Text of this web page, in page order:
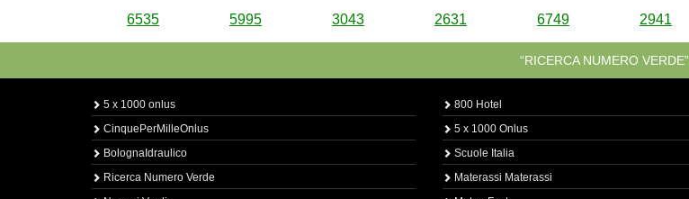
6535 5995 3043 2631 6749 2941
“RICERCA NUMERO VERDE”
5 x 1000 onlus
CinquePerMilleOnlus
BolognaIdraulico
Ricerca Numero Verde
800 Hotel
5 x 1000 Onlus
Scuole Italia
Materassi Materassi